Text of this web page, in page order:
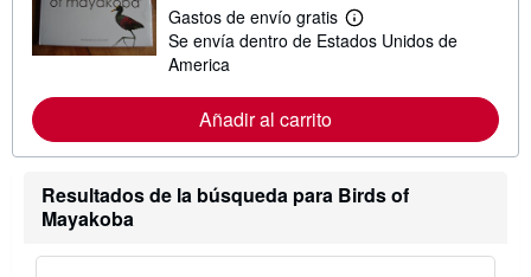
Gastos de envío gratis
M
á
n
a
c
n
Se envía dentro de Estados Unidos de
America
Añadir al carrito
Resultados de la búsqueda para Birds of
Mayakoba